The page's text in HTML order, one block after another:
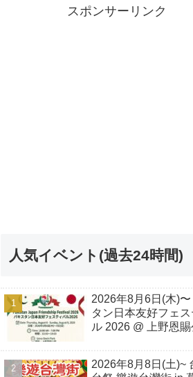
スポンサーリンク
人気イベント(過去24時間)
2026年8月6日(木)〜
タン日本友好フェ
ル 2026 @ 上野恩賜
2026年8月8日(土)~